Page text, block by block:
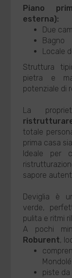
Piano
esterna):
Due
Bagno
Locale
Struttura
pietra e
potenziale di
La
totale
prima casa
Ideale per
sapore
Deviglia è
verde,
pulita e ritmi
A pochi
Roburent,
piste da